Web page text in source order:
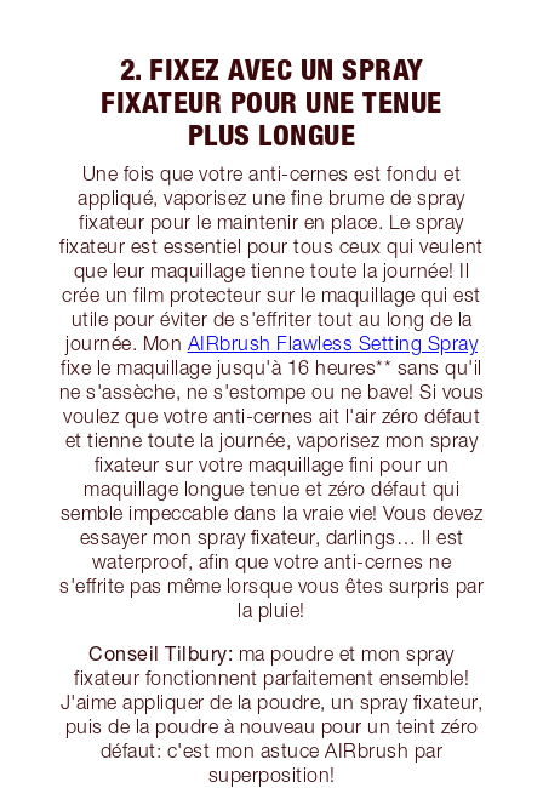
2. FIXEZ AVEC UN SPRAY
FIXATEUR POUR UNE TENUE
PLUS LONGUE
Une fois que votre anti-cernes est fondu et
appliqué, vaporisez une fine brume de spray
fixateur pour le maintenir en place. Le spray
fixateur est essentiel pour tous ceux qui veulent
que leur maquillage tienne toute la journée! Il
crée un film protecteur sur le maquillage qui est
utile pour éviter de s'effriter tout au long de la
journée. Mon AIRbrush Flawless Setting Spray
fixe le maquillage jusqu'à 16 heures** sans qu'il
ne s'assèche, ne s'estompe ou ne bave! Si vous
voulez que votre anti-cernes ait l'air zéro défaut
et tienne toute la journée, vaporisez mon spray
fixateur sur votre maquillage fini pour un
maquillage longue tenue et zéro défaut qui
semble impeccable dans la vraie vie! Vous devez
essayer mon spray fixateur, darlings… Il est
waterproof, afin que votre anti-cernes ne
s'effrite pas même lorsque vous êtes surpris par
la pluie!
Conseil Tilbury: ma poudre et mon spray
fixateur fonctionnent parfaitement ensemble!
J'aime appliquer de la poudre, un spray fixateur,
puis de la poudre à nouveau pour un teint zéro
défaut: c'est mon astuce AIRbrush par
superposition!